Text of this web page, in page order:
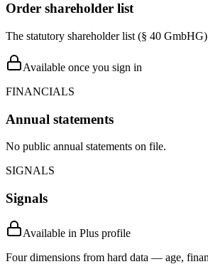
Order shareholder list
The statutory shareholder list (§ 40
Available once you sign in
FINANCIALS
Annual statements
No public annual statements on file.
SIGNALS
Signals
Available in Plus profile
Four dimensions from hard data — age,